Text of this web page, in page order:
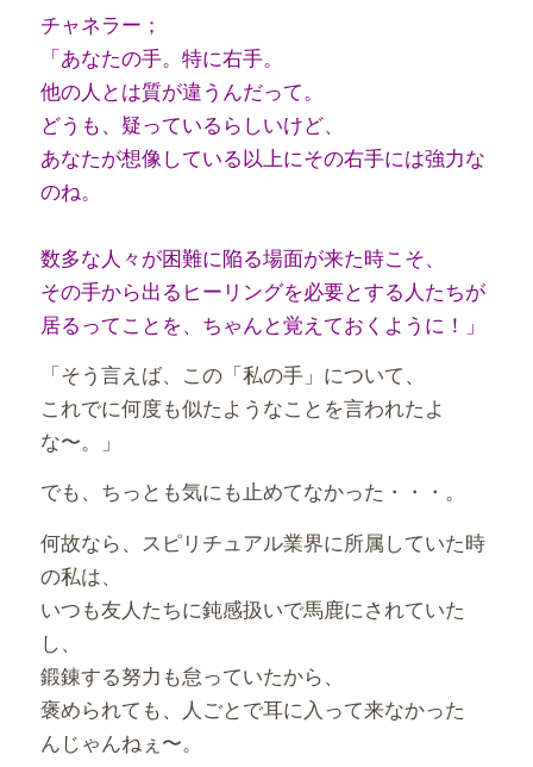
チャネラー；
「あなたの手。特に右手。
他の人とは質が違うんだって。
どうも、疑っているらしいけど、
あなたが想像している以上にその右手には強力な
のね。
数多な人々が困難に陥る場面が来た時こそ、
その手から出るヒーリングを必要とする人たちが
居るってことを、ちゃんと覚えておくように！」
「そう言えば、この「私の手」について、
これでに何度も似たようなことを言われたよ
な〜。」
でも、ちっとも気にも止めてなかった・・・。
何故なら、スピリチュアル業界に所属していた時
の私は、
いつも友人たちに鈍感扱いで馬鹿にされていた
し、
鍛錬する努力も怠っていたから、
褒められても、人ごとで耳に入って来なかった
んじゃんねぇ〜。